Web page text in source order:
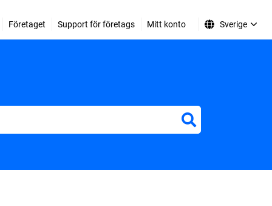
Företaget Support för företags Mitt konto Sverige